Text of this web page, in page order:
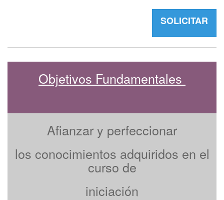
SOLICITAR
Objetivos Fundamentales
Afianzar y perfeccionar
los conocimientos adquiridos en el
curso de
iniciación